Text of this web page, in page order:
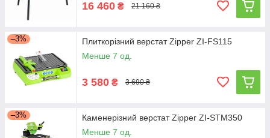
16 460 ₴ 21 160 ₴
–3%
Плиткорізний верстат Zipper ZI-FS115
Менше 7 од.
3 580 ₴ 3 690 ₴
–3%
Каменерізний верстат Zipper ZI-STM350
Менше 7 од.